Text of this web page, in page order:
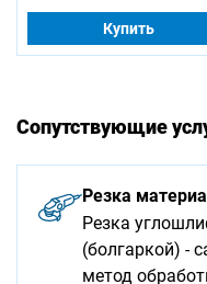
Купить
Сопутствующие
Резка
Резка
(болгаркой) -
метод